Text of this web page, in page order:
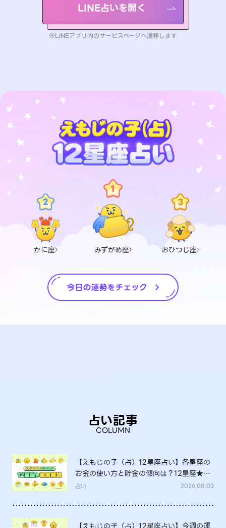
LINE占いを開く
※LINEアプリ内のサービスページへ遷移します
かに座 みずがめ座 おひつじ座
占い記事
COLUMN
【えもじの子（占）12星座占い】各星座の
お金の使い方と貯金の傾向は？12星座★徹
底解説
占い 2026.08.03